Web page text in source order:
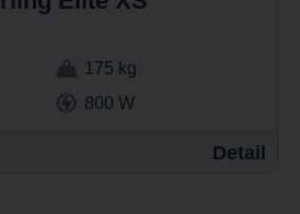
175 kg
800 W
Detail